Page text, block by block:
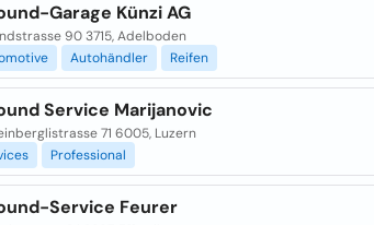
Garage Künzi AG
90 3715, Adelboden
Autohändler Reifen
Service Marijanovic
71 6005, Luzern
Professional
Service Feurer